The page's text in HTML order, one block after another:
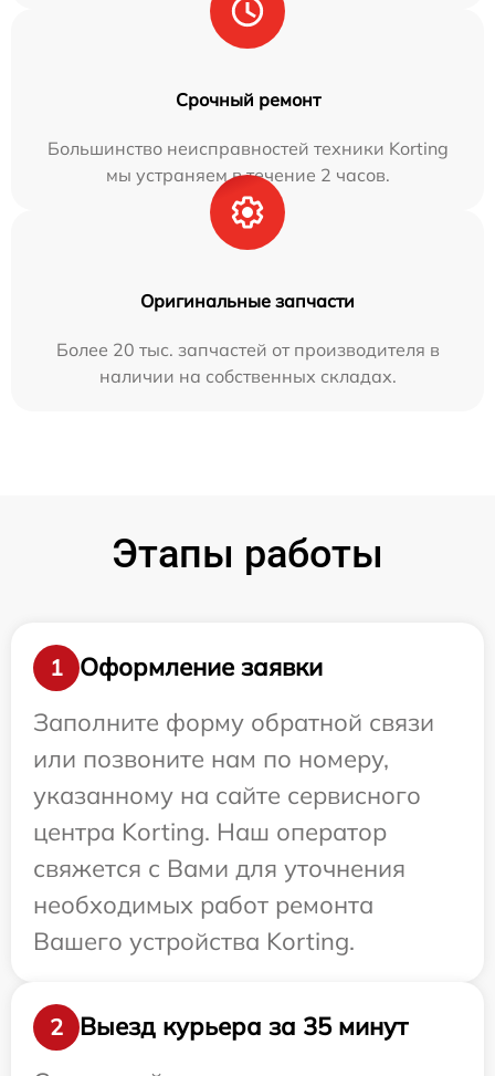
Срочный ремонт
Большинство неисправностей техники Korting
мы устраняем в течение 2 часов.
Оригинальные запчасти
Более 20 тыс. запчастей от производителя в
наличии на собственных складах.
Этапы работы
1
Оформление заявки
Заполните форму обратной связи
или позвоните нам по номеру,
указанному на сайте сервисного
центра Korting. Наш оператор
свяжется с Вами для уточнения
необходимых работ ремонта
Вашего устройства Korting.
2
Выезд курьера за 35 минут